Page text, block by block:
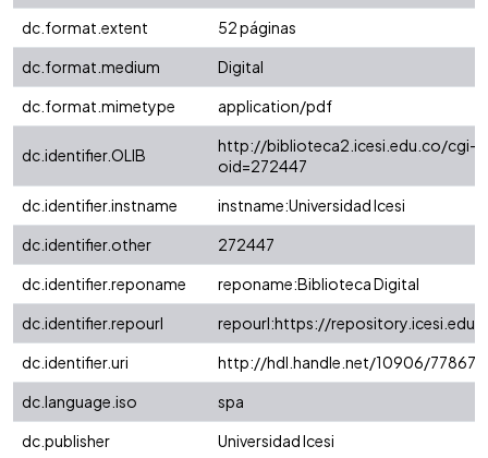
dc.format.extent
52 páginas
dc.format.medium
Digital
dc.format.mimetype
application/pdf
dc.identifier.OLIB
http://biblioteca2.icesi.edu.co/cgi-
oid=272447
dc.identifier.instname
instname:Universidad Icesi
dc.identifier.other
272447
dc.identifier.reponame
reponame:Biblioteca Digital
dc.identifier.repourl
repourl:https://
dc.identifier.uri
http://hdl.handle.net/10906/77867
dc.language.iso
spa
dc.publisher
Universidad Icesi